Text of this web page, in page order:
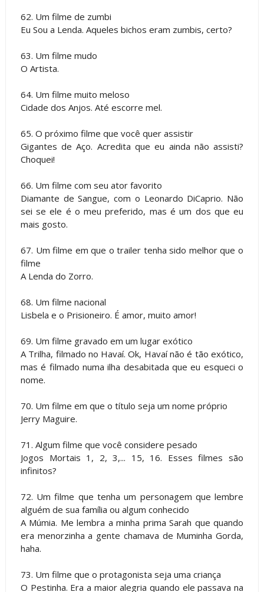
62. Um filme de zumbi
Eu Sou a Lenda. Aqueles bichos eram zumbis, certo?
63. Um filme mudo
O Artista.
64. Um filme muito meloso
Cidade dos Anjos. Até escorre mel.
65. O próximo filme que você quer assistir
Gigantes de Aço. Acredita que eu ainda não assisti?
Choquei!
66. Um filme com seu ator favorito
Diamante de Sangue, com o Leonardo DiCaprio. Não
sei se ele é o meu preferido, mas é um dos que eu
mais gosto.
67. Um filme em que o trailer tenha sido melhor que o
filme
A Lenda do Zorro.
68. Um filme nacional
Lisbela e o Prisioneiro. É amor, muito amor!
69. Um filme gravado em um lugar exótico
A Trilha, filmado no Havaí. Ok, Havaí não é tão exótico,
mas é filmado numa ilha desabitada que eu esqueci o
nome.
70. Um filme em que o título seja um nome próprio
Jerry Maguire.
71. Algum filme que você considere pesado
Jogos Mortais 1, 2, 3,... 15, 16. Esses filmes são
infinitos?
72. Um filme que tenha um personagem que lembre
alguém de sua família ou algum conhecido
A Múmia. Me lembra a minha prima Sarah que quando
era menorzinha a gente chamava de Muminha Gorda,
haha.
73. Um filme que o protagonista seja uma criança
O Pestinha. Era a maior alegria quando ele passava na